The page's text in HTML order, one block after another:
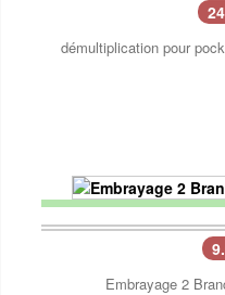
démultiplication pour
Embrayage 2